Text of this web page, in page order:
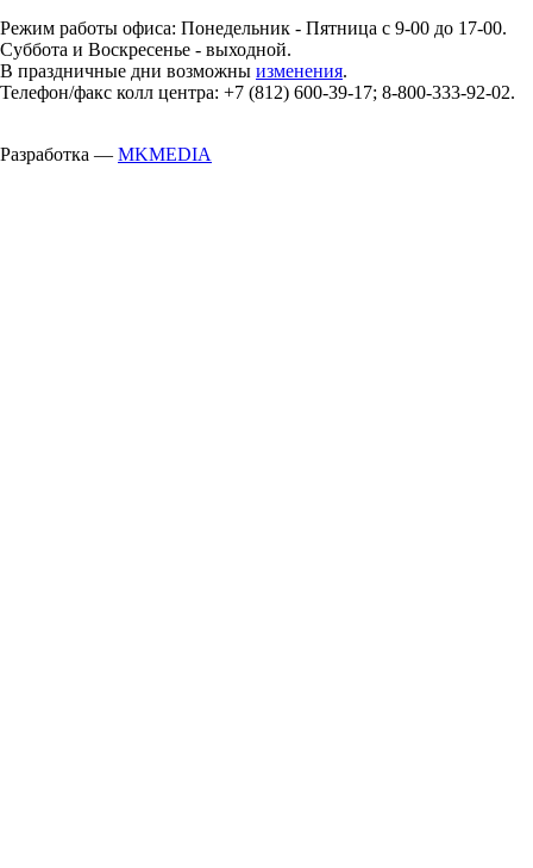
Режим работы офиса: Понедельник - Пятница с 9-00 до 17-00.
Суббота и Воскресенье - выходной.
В праздничные дни возможны изменения.
Телефон/факс колл центра: +7 (812) 600-39-17; 8-800-333-92-02.
Разработка — MKMEDIA